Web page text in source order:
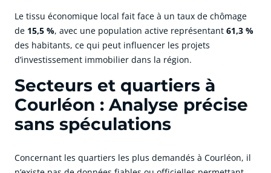
Le tissu économique local fait face à un taux de chômage
de 15,5 %, avec une population active représentant 61,3 %
des habitants, ce qui peut influencer les projets
d’investissement immobilier dans la région.
Secteurs et quartiers à
Courléon : Analyse précise
sans spéculations
Concernant les quartiers les plus demandés à Courléon, il